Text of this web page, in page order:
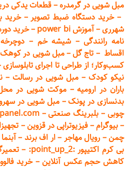
مبل شویی در گرمدره–قطعاتیدکی
–خرید دستگاه ضبط تصویر–خرید
شهرری–آموزش power bi –خرید
نامه رانندگی– شیشه خم –
اقساط – تاج گل–مبل شویی در کوهک
کسب‌وکار؛ از طراحی تا اجرای تابلوسازی
نیکو کودک – مبل شویی در رسالت –
باران در ارومیه–موکت شویی در
بدنسازی در پونک–مبل شویی در
چوبی – بلبرینگ صنعتی–
–بیوگرام–فیزیوتراپی در قزوین–
چمن– رویال مهاجر –ار اف برند –
بی کرم اکتیپور :point_up_2:
– تعمیر
کاهش حجم عکس آنلاین–خرید